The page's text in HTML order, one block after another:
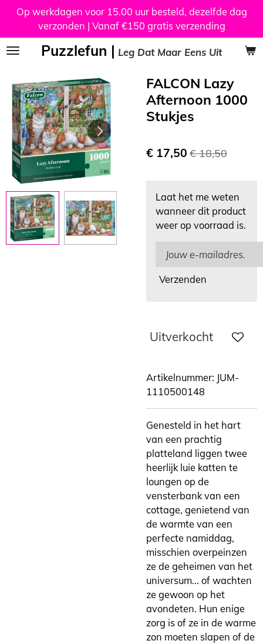
Ga
naar
de
Puzzlefun | Leg Dat Maar Eens Uit
Op werkdagen voor 15.00 uur besteld, dezelfde dag
verzonden | Vanaf €150 gratis verzending
FALCON Lazy
Afternoon 1000
Stukjes
€ 17,50 € 18,50
Laat het me weten
wanneer dit product
weer op voorraad is.
Verzenden
Uitverkocht
Artikelnummer: JUM-
1110500148
Genesteld in het hart
van een prachtig
platteland liggen twee
heerlijk luie katten te
loungen op de
vensterbank van een
cottage, genietend van
de warmte van een
perfecte namiddag,
misschien overpeinzen
ze de geheimen van het
universum... of wachten
ze gewoon op het
avondeten. Hun enige
zorg is of ze in de warme
zon moeten slapen of de